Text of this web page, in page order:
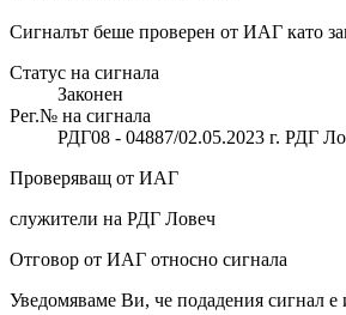
Сигналът беше проверен от ИАГ като
Статус на сигнала
Законен
Рег.№ на сигнала
РДГ08 - 04887/02.05.2023 г. РДГ
Проверяващ от ИАГ
служители на РДГ Ловеч
Отговор от ИАГ относно сигнала
Уведомяваме Ви, че подадения сигнал